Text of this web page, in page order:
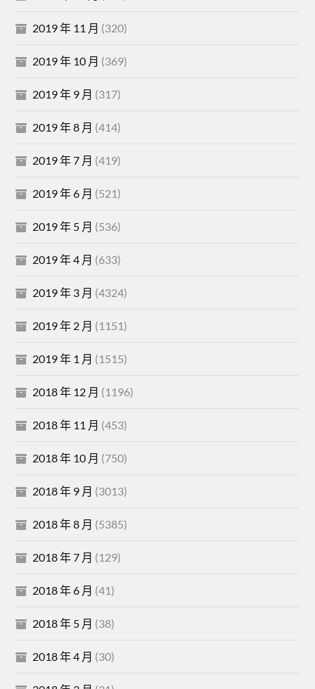
2019 年 11 月 (320)
2019 年 10 月 (369)
2019 年 9 月 (317)
2019 年 8 月 (414)
2019 年 7 月 (419)
2019 年 6 月 (521)
2019 年 5 月 (536)
2019 年 4 月 (633)
2019 年 3 月 (4324)
2019 年 2 月 (1151)
2019 年 1 月 (1515)
2018 年 12 月 (1196)
2018 年 11 月 (453)
2018 年 10 月 (750)
2018 年 9 月 (3013)
2018 年 8 月 (5385)
2018 年 7 月 (129)
2018 年 6 月 (41)
2018 年 5 月 (38)
2018 年 4 月 (30)